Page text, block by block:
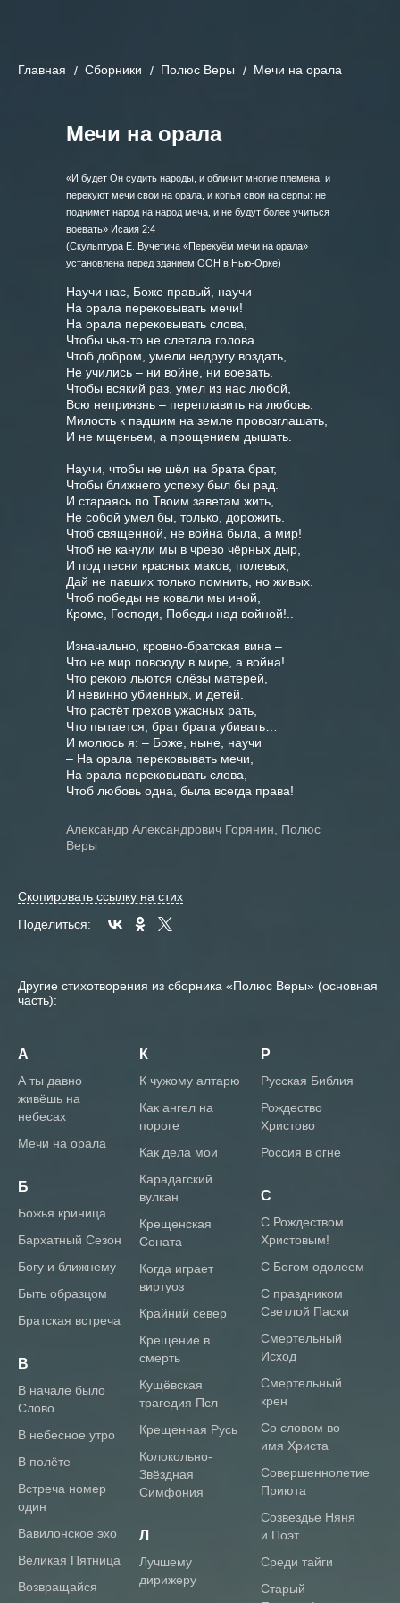
Главная Cборники Полюс Веры Мечи на орала
Мечи на орала
«И будет Он судить народы, и обличит многие племена; и
перекуют мечи свои на орала, и копья свои на серпы: не
поднимет народ на народ меча, и не будут более учиться
воевать» Исаия 2:4
(Скульптура Е. Вучетича «Перекуём мечи на орала»
установлена перед зданием ООН в Нью-Орке)
Научи нас, Боже правый, научи –
На орала перековывать мечи!
На орала перековывать слова,
Чтобы чья-то не слетала голова…
Чтоб добром, умели недругу воздать,
Не учились – ни войне, ни воевать.
Чтобы всякий раз, умел из нас любой,
Всю неприязнь – переплавить на любовь.
Милость к падшим на земле провозглашать,
И не мщеньем, а прощением дышать.
Научи, чтобы не шёл на брата брат,
Чтобы ближнего успеху был бы рад.
И стараясь по Твоим заветам жить,
Не собой умел бы, только, дорожить.
Чтоб священной, не война была, а мир!
Чтоб не канули мы в чрево чёрных дыр,
И под песни красных маков, полевых,
Дай не павших только помнить, но живых.
Чтоб победы не ковали мы иной,
Кроме, Господи, Победы над войной!..
Изначально, кровно-братская вина –
Что не мир повсюду в мире, а война!
Что рекою льются слёзы матерей,
И невинно убиенных, и детей.
Что растёт грехов ужасных рать,
Что пытается, брат брата убивать…
И молюсь я: – Боже, ныне, научи
– На орала перековывать мечи,
На орала перековывать слова,
Александр Александрович Горянин, Полюс
Веры
Скопировать ссылку на стих
Поделиться:
Другие стихотворения из сборника «Полюс Веры» (основная
часть):
А
А ты давно
живёшь на
небесах
Мечи на орала
Б
Божья криница
Бархатный Сезон
Богу и ближнему
Быть образцом
Братская встреча
В
В начале было
Слово
В небесное утро
В полёте
Встреча номер
один
Вавилонское эхо
Великая Пятница
Возвращайся
К
К чужому алтарю
Как ангел на
пороге
Как дела мои
Карадагский
вулкан
Крещенская
Соната
Когда играет
виртуоз
Крайний север
Крещение в
смерть
Кущёвская
трагедия Псл
Крещенная Русь
Колокольно-
Звёздная
Симфония
Л
Лучшему
дирижеру
Р
Русская Библия
Рождество
Христово
Россия в огне
С
С Рождеством
Христовым!
С Богом одолеем
С праздником
Светлой Пасхи
Смертельный
Исход
Смертельный
крен
Со словом во
имя Христа
Совершеннолетие
Приюта
Созвездье Няня
и Поэт
Среди тайги
Старый